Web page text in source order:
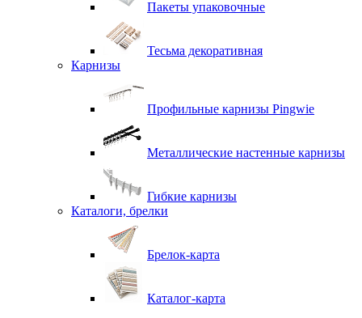
Пакеты упаковочные
Тесьма декоративная
Карнизы
Профильные карнизы Pingwie
Металлические настенные карнизы
Гибкие карнизы
Каталоги, брелки
Брелок-карта
Каталог-карта